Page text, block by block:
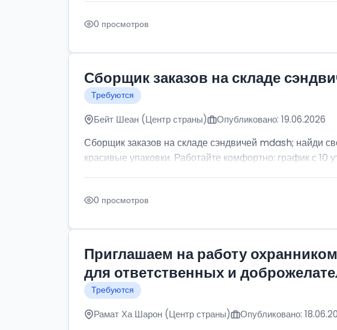
0 просмотров
Сборщик заказов на складе
Требуются
Бейт Шеан (Центр страны) Опубликовано: 19.06.2026
Сборщик заказов на складе сэндвичей mdash; найди
красивые упаковки. Работайте комфортно: график с 10
0 просмотров
Приглашаем на работу
для ответственных и
Требуются
Рамат Ха Шарон (Центр страны) Опубликовано: